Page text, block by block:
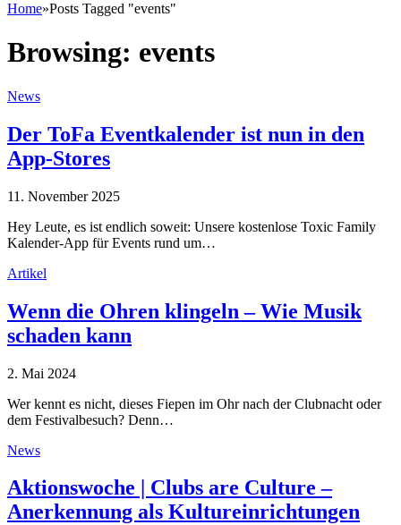
Home»Posts Tagged "events"
Browsing: events
News
Der ToFa Eventkalender ist nun in den
App-Stores
11. November 2025
Hey Leute, es ist endlich soweit: Unsere kostenlose Toxic Family
Kalender-App für Events rund um…
Artikel
Wenn die Ohren klingeln – Wie Musik
schaden kann
2. Mai 2024
Wer kennt es nicht, dieses Fiepen im Ohr nach der Clubnacht oder
dem Festivalbesuch? Denn…
News
Aktionswoche | Clubs are Culture –
Anerkennung als Kultureinrichtungen